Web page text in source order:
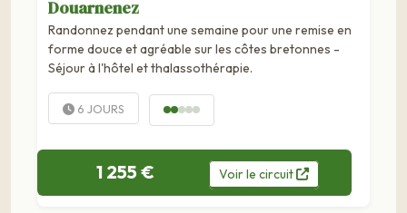
Douarnenez
Randonnez pendant une semaine pour une remise en
forme douce et agréable sur les côtes bretonnes -
Séjour à l'hôtel et thalassothérapie.
6 JOURS
1 255 € Voirle circuit